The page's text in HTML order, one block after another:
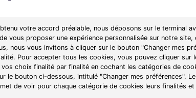
votre accord préalable, nous déposons sur le terminal
vous proposer une expérience personnalisée sur notre site,
nous vous invitons à cliquer sur le bouton "Changer mes
Pour accepter tous les cookies, vous pouvez cliquer sur
choix finalité par finalité en cochant les catégories de
le bouton ci-dessous, intitulé "Changer mes préférences".
de voir pour chaque catégorie de cookies leurs finalités
2 pièces de
402 006 €
A partir de
2078€/mois